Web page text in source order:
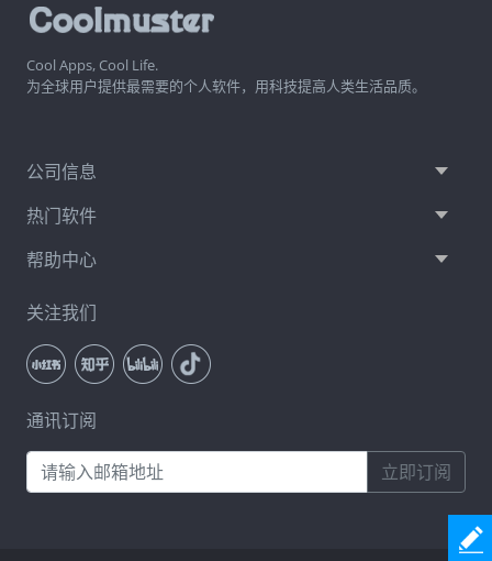
Cool Apps, Cool Life.
为全球用户提供最需要的个人软件，用科技提高人类生活品质。
公司信息
热门软件
帮助中心
关注我们
通讯订阅
立即订阅